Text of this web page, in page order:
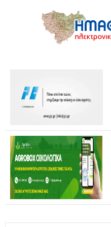
Θανάσης Καββαδάς: